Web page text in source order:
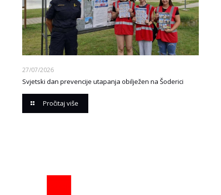
27/07/2026
Svjetski dan prevencije utapanja obilježen na Šoderici
Pročitaj više